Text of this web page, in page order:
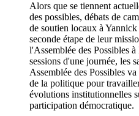
Alors que se tiennent
des possibles, débats de
de soutien locaux à
seconde étape de leur
l'Assemblée des Possibles
sessions d'une journée, les
Assemblée des Possibles
de la politique pour
évolutions institutionnelles
participation démocratique.